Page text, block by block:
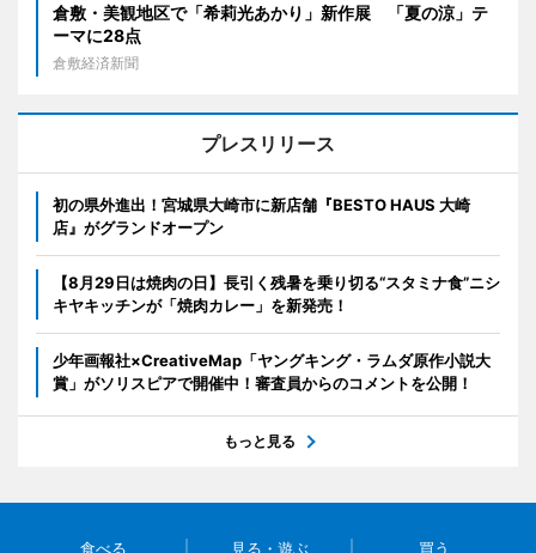
倉敷・美観地区で「希莉光あかり」新作展 「夏の涼」テ
ーマに28点
倉敷経済新聞
プレスリリース
初の県外進出！宮城県大崎市に新店舗『BESTO HAUS 大崎
店』がグランドオープン
【8月29日は焼肉の日】長引く残暑を乗り切る“スタミナ食”ニシ
キヤキッチンが「焼肉カレー」を新発売！
少年画報社×CreativeMap「ヤングキング・ラムダ原作小説大
賞」がソリスピアで開催中！審査員からのコメントを公開！
もっと見る
食べる 見る・遊ぶ 買う